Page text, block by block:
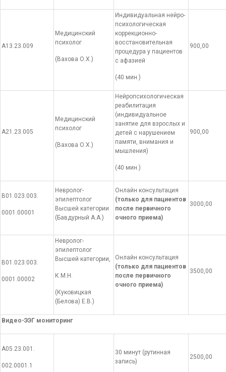
А13.23.009
Медицинский
психолог
(Вахова О.Х.)
Индивидуальная нейро-
психологическая
коррекционно-
восстановительная
процедура у пациентов
с афазией
(40 мин.)
900,00
А21.23.005
Медицинский
психолог
(Вахова О.Х.)
Нейропсихологическая
реабилитация
(индивидуальное
занятие для взрослых и
детей с нарушением
памяти, внимания и
мышления)
(40 мин.)
900,00
В01.023.003.
0001.00001
Невролог-
эпилептолог
Высшей категории
(Бавдурный А.А.)
Онлайн консультация
(только для пациентов
после первичного
очного приема)
3000,00
В01.023.003.
0001.00002
Невролог-
эпилептолог
Высшей категории,
К.М.Н.
(Куковицкая
(Белова) Е.В.)
Онлайн консультация
(только для пациентов
после первичного
очного приема)
3500,00
Видео-ЭЭГ мониторинг
А05.23.001.
002.0001.1
30 минут (рутинная
запись)
2500,00